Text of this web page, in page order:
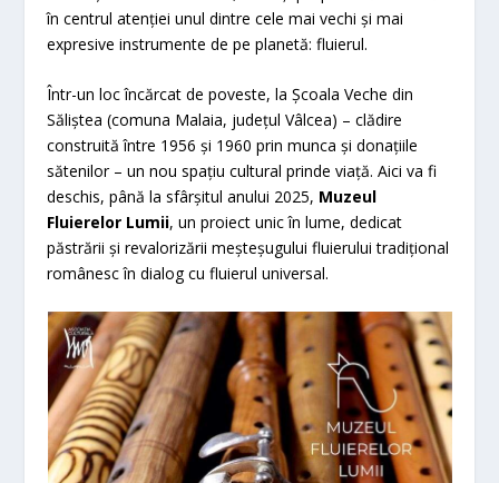
în centrul atenției unul dintre cele mai vechi și mai
expresive instrumente de pe planetă: fluierul.
Într-un loc încărcat de poveste, la Școala Veche din
Săliștea (comuna Malaia, județul Vâlcea) – clădire
construită între 1956 și 1960 prin munca și donațiile
sătenilor – un nou spațiu cultural prinde viață. Aici va fi
deschis, până la sfârșitul anului 2025, Muzeul
Fluierelor Lumii, un proiect unic în lume, dedicat
păstrării și revalorizării meșteșugului fluierului tradițional
românesc în dialog cu fluierul universal.